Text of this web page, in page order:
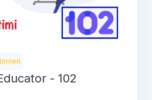
- 102